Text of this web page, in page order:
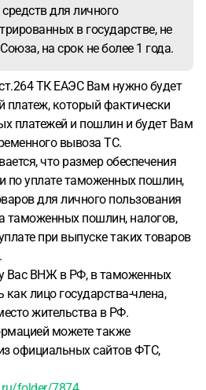
для личного
в государстве, не
на срок не более 1 года.
ТК ЕАЭС Вам нужно будет
платеж, который фактически
платежей и пошлин и будет Вам
вывоза ТС.
что размер обеспечения
по уплате таможенных пошлин,
для личного пользования
таможенных пошлин, налогов,
при выпуске таких товаров
Вас ВНЖ в РФ, в таможенных
как лицо государства-члена,
жительства в РФ.
можете также
официальных сайтов ФТС,